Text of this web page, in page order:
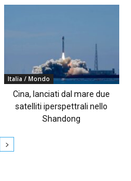
Italia / Mondo
Cina, lanciati dal mare due
satelliti iperspettrali nello
Shandong